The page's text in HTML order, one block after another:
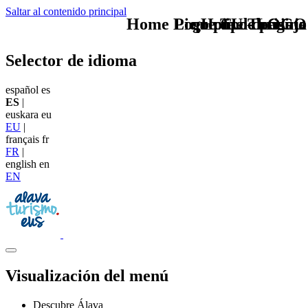
Saltar al contenido principal
TU - LOGO
Selector de idioma
español es
ES |
euskara eu
EU |
français fr
FR |
english en
EN
Visualización del menú
Descubre Álava
que tipo de viaje
Home Logo pie de página
Pie Home Turismo